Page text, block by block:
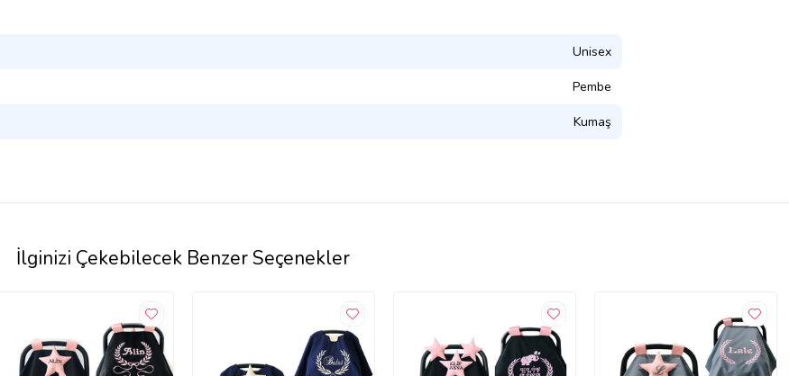
Unisex
Pembe
Kumaş
İlginizi Çekebilecek Benzer Seçenekler